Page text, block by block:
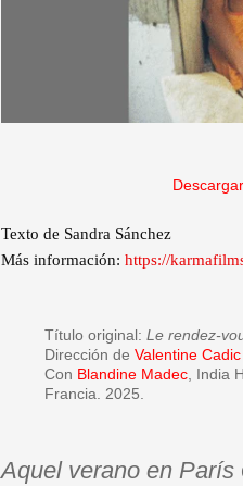
Texto de Sandra Sánchez
Más información: https://
Título original: Le rendez-
Dirección de Valentine Cadic
Con Blandine Madec, India
Francia. 2025.
Aquel verano en París